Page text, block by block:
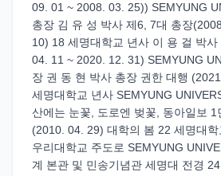
09. 01 ~ 2008. 03. 25)) SEMYUNG
총장 김 유 성 박사 제6, 7대 총장
10) 18 세명대학교 년사 이 용 걸 박사
04. 11 ~ 2020. 12. 31) SEMYUNG
장 권 동 현 박사 총장 권한 대행
세명대학교 년사 SEMYUNG
산에는 눈꽃, 도로엔 벚꽃, 동아일보 1
(2010. 04. 29) 대학의 봄 22 세명대
우리대학교 주도로 SEMYUNG
계 본관 및 민송기념관 세명대 전경